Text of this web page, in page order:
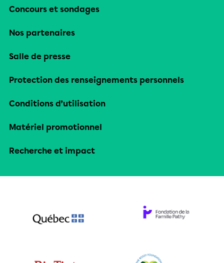
Concours et sondages
Nos partenaires
Salle de presse
Protection des renseignements personnels
Conditions d’utilisation
Matériel promotionnel
Recherche et impact